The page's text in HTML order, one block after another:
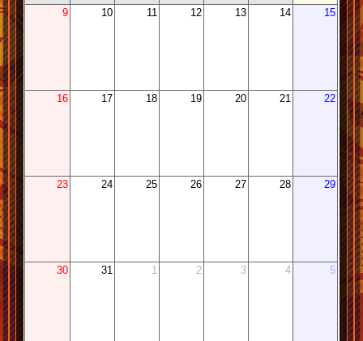
9 10 11 12 13 14 15
16 17 18 19 20 21 22
23 24 25 26 27 28 29
30 31 1 2 3 4 5